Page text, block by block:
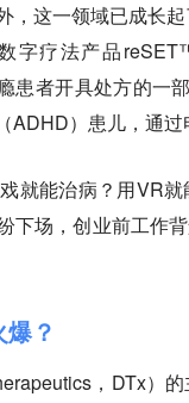
，这一领域已成长
字疗法产品
患者开具处方的一
）患儿，通过
就能治病？用VR
下场，创业前工作
？
，DTx）